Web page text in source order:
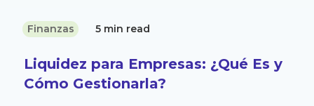
Finanzas 5 min read
Liquidez para Empresas: ¿Qué Es y
Cómo Gestionarla?